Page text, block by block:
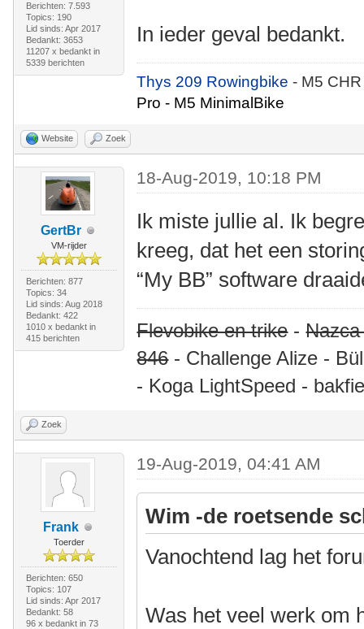
Berichten: 7.593
Topics: 190
Lid sinds: Apr 2017
Bedankt: 3653
11207 x bedankt in
5339 berichten
In ieder geval bedankt.
Thys 209 Rowingbike- M5
Pro - M5 MinimalBike
Website Zoek
GertBr
VM-rijder
Berichten: 877
Topics: 34
Lid sinds: Aug 2018
Bedankt: 422
1010 x bedankt in
415 berichten
18-Aug-2019, 10:18 PM
Ik miste jullie al. Ik
kreeg, dat het een
“My BB” software
Flevobike en trike-
846- Challenge Alize -
- Koga LightSpeed -
Zoek
Frank
Toerder
Berichten: 650
Topics: 107
Lid sinds: Apr 2017
Bedankt: 58
96 x bedankt in 73
19-Aug-2019, 04:41 AM
Wim -de roetsende
Vanochtend lag het
Was het veel werk om